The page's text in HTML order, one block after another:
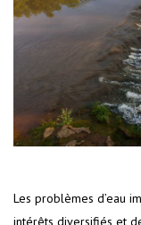
Les problèmes d’eau
intérêts diversifiés et